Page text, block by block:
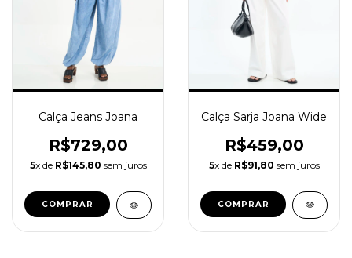
Calça Jeans Joana
R$729,00
5x de R$145,80 sem juros
COMPRAR
Calça Sarja Joana Wide
R$459,00
5x de R$91,80 sem juros
COMPRAR